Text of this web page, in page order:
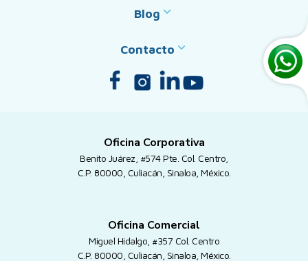
Blog
Contacto
Oficina Corporativa
Benito Juárez, #574 Pte. Col. Centro,
C.P. 80000, Culiacán, Sinaloa, México.
Oficina Comercial
Miguel Hidalgo, #357 Col. Centro
C.P. 80000, Culiacán, Sinaloa, México.